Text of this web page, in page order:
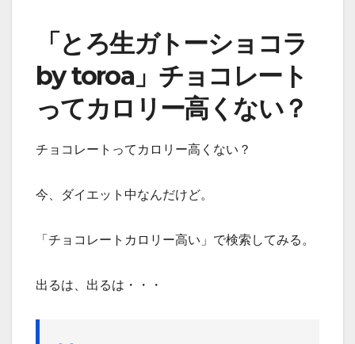
「とろ生ガトーショコラ
by toroa」チョコレート
ってカロリー高くない？
チョコレートってカロリー高くない？
今、ダイエット中なんだけど。
「チョコレートカロリー高い」で検索してみる。
出るは、出るは・・・